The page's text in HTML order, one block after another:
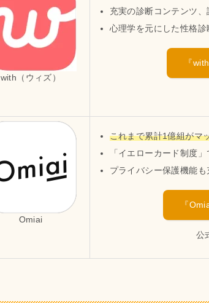
with（ウィズ）
充実の診断コンテンツ
心理学を元にした性格
『
Omiai
これまで累計1億組がマ
「イエローカード制度
プライバシー保護機能
『
公